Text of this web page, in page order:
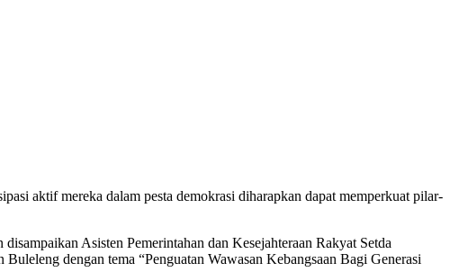
aktif mereka dalam pesta demokrasi diharapkan dapat memperkuat pilar-
Asisten Pemerintahan dan Kesejahteraan Rakyat Setda
dengan tema “Penguatan Wawasan Kebangsaan Bagi Generasi